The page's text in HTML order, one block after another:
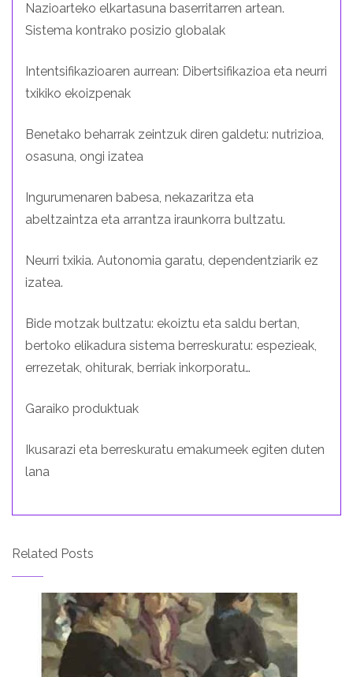
Nazioarteko elkartasuna baserritarren artean.
Sistema kontrako posizio globalak
Intentsifikazioaren aurrean: Dibertsifikazioa eta neurri
txikiko ekoizpenak
Benetako beharrak zeintzuk diren galdetu: nutrizioa,
osasuna, ongi izatea
Ingurumenaren babesa, nekazaritza eta
abeltzaintza eta arrantza iraunkorra bultzatu.
Neurri txikia. Autonomia garatu, dependentziarik ez
izatea.
Bide motzak bultzatu: ekoiztu eta saldu bertan,
bertoko elikadura sistema berreskuratu: espezieak,
errezetak, ohiturak, berriak inkorporatu…
Garaiko produktuak
Ikusarazi eta berreskuratu emakumeek egiten duten
lana
Related Posts